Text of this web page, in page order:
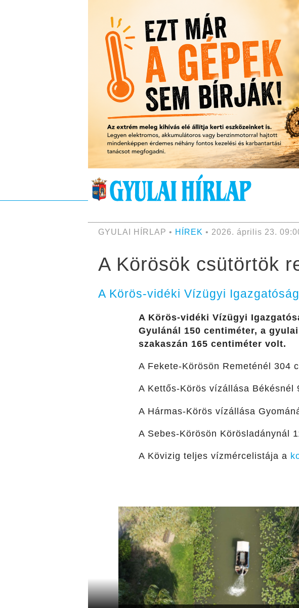
GYULAI HÍRLAP • HÍREK • 2026. április 23.
A Körösök csütörtök
A Körös-vidéki Vízügyi
A Körös-vidéki Vízügyi
Gyulánál 150 centiméter, a
szakaszán 165 centiméter volt.
A Fekete-Körösön Remeténél 304
A Kettős-Körös vízállása Békésnél
A Hármas-Körös vízállása
A Sebes-Körösön Körösladánynál
A Kövizig teljes vízmércelistája a